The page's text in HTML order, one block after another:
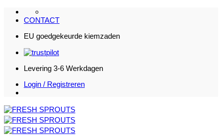
naar
CONTACT
EU goedgekeurde kiemzaden
Levering 3-6 Werkdagen
Login / Registreren